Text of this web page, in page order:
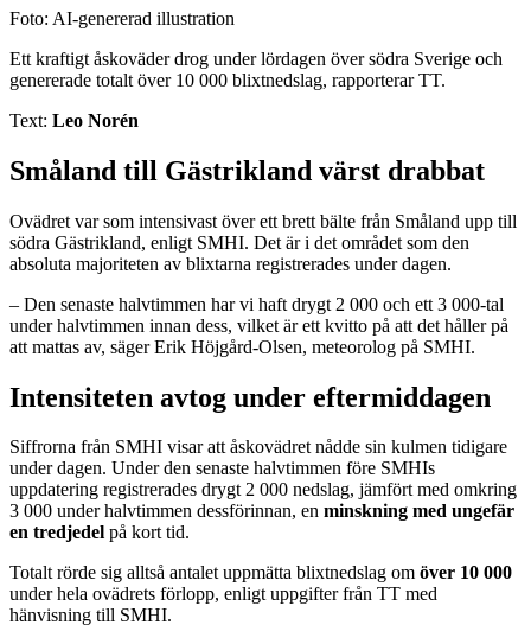
Foto: AI-genererad illustration
Ett kraftigt åskoväder drog under lördagen över södra Sverige och
genererade totalt över 10 000 blixtnedslag, rapporterar TT.
Text: Leo Norén
Småland till Gästrikland värst drabbat
Ovädret var som intensivast över ett brett bälte från Småland upp till
södra Gästrikland, enligt SMHI. Det är i det området som den
absoluta majoriteten av blixtarna registrerades under dagen.
– Den senaste halvtimmen har vi haft drygt 2 000 och ett 3 000-tal
under halvtimmen innan dess, vilket är ett kvitto på att det håller på
att mattas av, säger Erik Höjgård-Olsen, meteorolog på SMHI.
Intensiteten avtog under eftermiddagen
Siffrorna från SMHI visar att åskovädret nådde sin kulmen tidigare
under dagen. Under den senaste halvtimmen före SMHIs
uppdatering registrerades drygt 2 000 nedslag, jämfört med omkring
3 000 under halvtimmen dessförinnan, en minskning med ungefär
en tredjedel på kort tid.
Totalt rörde sig alltså antalet uppmätta blixtnedslag om över 10 000
under hela ovädrets förlopp, enligt uppgifter från TT med
hänvisning till SMHI.